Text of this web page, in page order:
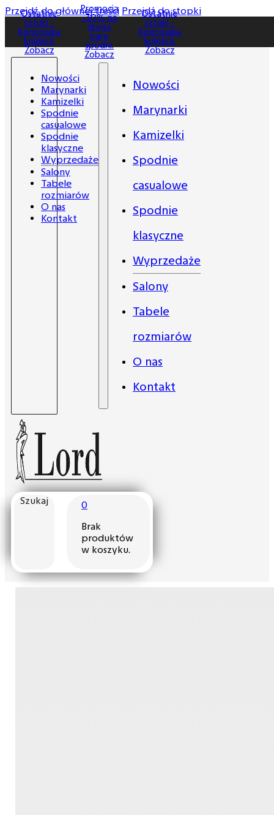
Przejdź do głównej treści Przejdź do stopki
Promocja
-30% na
drugą
parę
spodni.
Zobacz
Ostatnie
sztuki -
Końcówka
kolekcji.
Zobacz
Promocja
-30% na
drugą
parę
spodni.
Zobacz
Ostatnie
Zobacz
Nowości
Marynarki
Kamizelki
Spodnie
casualowe
Spodnie
klasyczne
Wyprzedaże
Salony
Tabele
rozmiarów
O nas
Kontakt
Nowości
Marynarki
Kamizelki
Spodnie
casualowe
Spodnie
klasyczne
Wyprzedaże
Salony
Tabele
rozmiarów
O nas
Kontakt
Szukaj
0
Brak
produktów
w koszyku.